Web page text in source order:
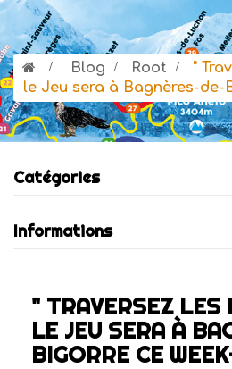
> Blog > Root >
"
le Jeu sera à Bagnères-de-
Catégories
Informations
" TRAVERSEZ LES
LE JEU SERA À
BIGORRE CE